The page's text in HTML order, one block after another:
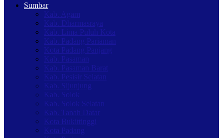
Sumbar
Kab. Agam
Kab. Dharmasraya
Kab. Lima Puluh Kota
Kab. Padang Pariaman
Kota Padang Panjang
Kab. Pasaman
Kab. Pasaman Barat
Kab. Pesisir Selatan
Kab. Sijunjung
Kab. Solok
Kab. Solok Selatan
Kab. Tanah Datar
Kota Bukittinggi
Kota Padang